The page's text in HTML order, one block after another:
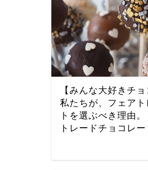
【みんな大好きチ
私たちが、フェア
トを選ぶべき理由
トレードチョコレー